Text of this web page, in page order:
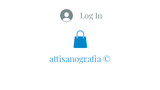
Log In
attisanografia ©